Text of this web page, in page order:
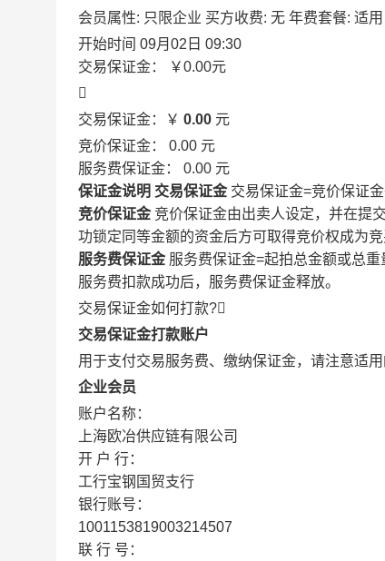
会员属性: 只限企业 买方收费: 无 年费套餐: 适用
开始时间 09月02日 09:30
交易保证金：
￥0.00元

交易保证金：￥ 0.00 元
竞价保证金： 0.00 元
服务费保证金： 0.00 元
保证金说明 交易保证金 交易保证金=竞价保证
竞价保证金 竞价保证金由出卖人设定，并在提
功锁定同等金额的资金后方可取得竞价权成为竞
服务费保证金 服务费保证金=起拍总金额或总重
服务费扣款成功后，服务费保证金释放。
交易保证金如何打款?
交易保证金打款账户
用于支付交易服务费、缴纳保证金，请注意适用
企业会员
账户名称：
上海欧冶供应链有限公司
开 户 行：
工行宝钢国贸支行
银行账号：
1001153819003214507
联 行 号：